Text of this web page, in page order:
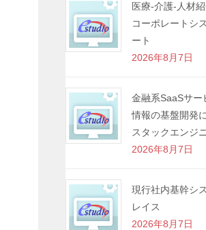
医療-介護-人材
コーポレートシ
ート
2026年8月7日
金融系SaaSサー
情報の基盤開発
スタックエンジ
2026年8月7日
現行社内基幹シ
レイス
2026年8月7日